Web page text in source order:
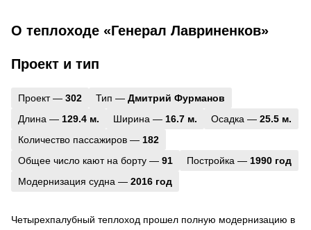
О теплоходе «Генерал Лавриненков»
Проект и тип
Проект — 302 Тип — Дмитрий Фурманов
Длина — 129.4 м. Ширина — 16.7 м. Осадка — 25.5 м.
Количество пассажиров — 182
Общее число кают на борту — 91 Постройка — 1990 год
Модернизация судна — 2016 год
Четырехпалубный теплоход прошел полную модернизацию в